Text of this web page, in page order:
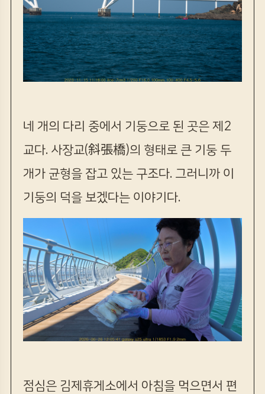
네 개의 다리 중에서 기둥으로 된 곳은 제2
교다. 사장교(斜張橋)의 형태로 큰 기둥 두
개가 균형을 잡고 있는 구조다. 그러니까 이
기둥의 덕을 보겠다는 이야기다.
점심은 김제휴게소에서 아침을 먹으면서 편